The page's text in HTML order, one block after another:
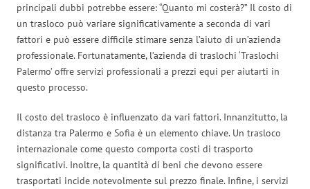
principali dubbi potrebbe essere: “Quanto mi costerà?” Il costo di
un trasloco può variare significativamente a seconda di vari
fattori e può essere difficile stimare senza l’aiuto di un’azienda
professionale. Fortunatamente, l’azienda di traslochi ‘Traslochi
Palermo’ offre servizi professionali a prezzi equi per aiutarti in
questo processo.
Il costo del trasloco è influenzato da vari fattori. Innanzitutto, la
distanza tra Palermo e Sofia è un elemento chiave. Un trasloco
internazionale come questo comporta costi di trasporto
significativi. Inoltre, la quantità di beni che devono essere
trasportati incide notevolmente sul prezzo finale. Infine, i servizi